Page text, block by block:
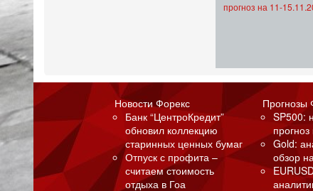
прогноз на 11-
Новости Форекс
Банк “ЦентроКредит”
обновил коллекцию
старинных ценных бумаг
Отпуск с профита –
считаем стоимость
отдыха в Гоа
Прогнозы
SP500:
Gold:
обзор